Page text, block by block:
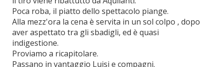
Poca roba, il piatto dello spettacolo piange.
Alla mezz'ora la cena è servita in un sol colpo , dopo
aver aspettato tra gli sbadigli, ed è quasi
indigestione.
Proviamo a ricapitolare.
Passano in vantaggio Luisi e compagni.